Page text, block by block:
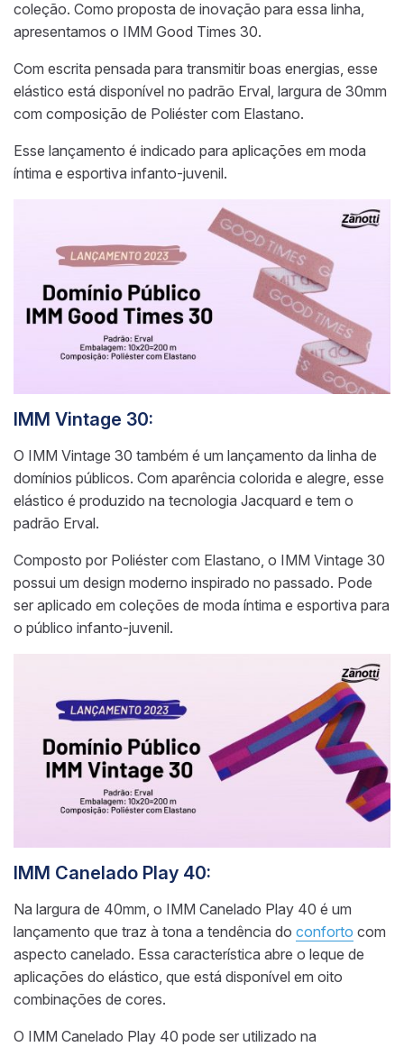
coleção. Como proposta de inovação para essa linha,
apresentamos o IMM Good Times 30.
Com escrita pensada para transmitir boas energias, esse
elástico está disponível no padrão Erval, largura de 30mm
com composição de Poliéster com Elastano.
Esse lançamento é indicado para aplicações em moda
íntima e esportiva infanto-juvenil.
IMM Vintage 30:
O IMM Vintage 30 também é um lançamento da linha de
domínios públicos. Com aparência colorida e alegre, esse
elástico é produzido na tecnologia Jacquard e tem o
padrão Erval.
Composto por Poliéster com Elastano, o IMM Vintage 30
possui um design moderno inspirado no passado. Pode
ser aplicado em coleções de moda íntima e esportiva para
o público infanto-juvenil.
IMM Canelado Play 40:
Na largura de 40mm, o IMM Canelado Play 40 é um
lançamento que traz à tona a tendência do conforto com
aspecto canelado. Essa característica abre o leque de
aplicações do elástico, que está disponível em oito
combinações de cores.
O IMM Canelado Play 40 pode ser utilizado na